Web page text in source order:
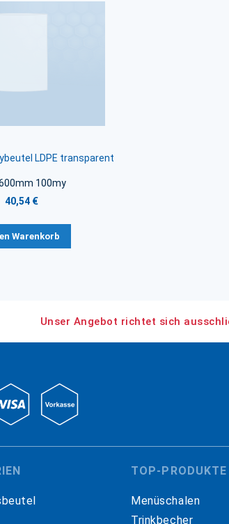
LDPE transparent
100my
40,54 €
Warenkorb
Unser Angebot richtet sich
TOP-PRODUKTE
Menüschalen
Trinkbecher